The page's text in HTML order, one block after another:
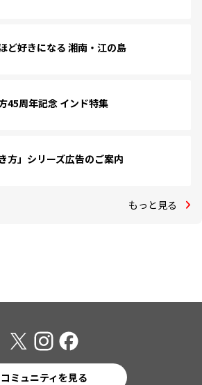
ど好きになる 湘南・江の島
45周年記念 インド特集
方」シリーズ広告のご案内
もっと見る
コミュニティを見る